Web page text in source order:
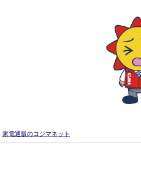
家電通販のコジマネット